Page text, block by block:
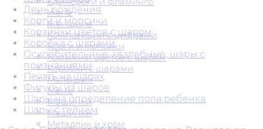
Жене
Женщине
Композиции с цифрами
Корги и мопсики
Корзинки цветов с шаром
Коробки с шарами
Малышам
Маме
Машинки
Машинки
Металлик и хром
День рождения
Корги и мопсики
Корзинки цветов с шаром
Коробка с шарами
Оскорбительные, хвалебные, шары с
признаниями
Печать на шарах
Фигуры из шаров
Шары на определение пола ребенка
Шары с гелием